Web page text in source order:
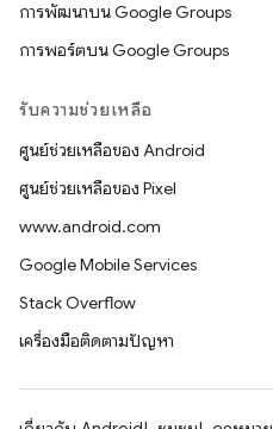
การพัฒนาบน Google Groups
การพอร์ตบน Google Groups
รับความช่วยเหลือ
ศูนย์ช่วยเหลือของ Android
ศูนย์ช่วยเหลือของ Pixel
www.android.com
Google Mobile Services
Stack Overflow
เครื่องมือติดตามปัญหา